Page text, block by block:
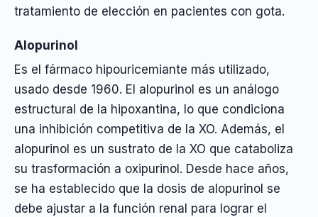
tratamiento de elección en pacientes con gota.
Alopurinol
Es el fármaco hipouricemiante más utilizado,
usado desde 1960. El alopurinol es un análogo
estructural de la hipoxantina, lo que condiciona
una inhibición competitiva de la XO. Además, el
alopurinol es un sustrato de la XO que cataboliza
su trasformación a oxipurinol. Desde hace años,
se ha establecido que la dosis de alopurinol se
debe ajustar a la función renal para lograr el